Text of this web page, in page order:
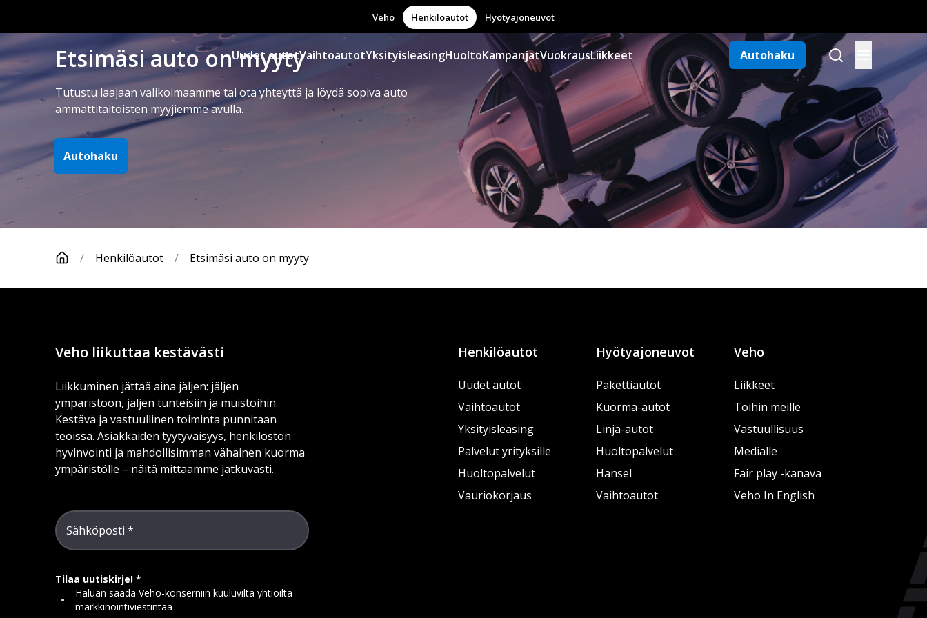
Etsimäsi auto on myyty
Tutustu laajaan valikoimaamme tai ota yhteyttä ja löydä sopiva auto
ammattitaitoisten myyjiemme avulla.
Autohaku
Veho Henkilöautot Hyötyajoneuvot
Uudet autotVaihtoautotYksityisleasingHuoltoKampanjatVuokrausLiikkeet Autohaku
/ Henkilöautot / Etsimäsi auto on myyty
Veho liikuttaa kestävästi
Liikkuminen jättää aina jäljen: jäljen
ympäristöön, jäljen tunteisiin ja muistoihin.
Kestävä ja vastuullinen toiminta punnitaan
teoissa. Asiakkaiden tyytyväisyys, henkilöstön
hyvinvointi ja mahdollisimman vähäinen kuorma
ympäristölle – näitä mittaamme jatkuvasti.
Sähköposti
Tilaa uutiskirje!
Haluan saada Veho-konserniin kuuluvilta yhtiöiltä
markkinointiviestintää
Henkilöautot
Uudet autot
Vaihtoautot
Yksityisleasing
Palvelut yrityksille
Huoltopalvelut
Vauriokorjaus
Hyötyajoneuvot
Pakettiautot
Kuorma-autot
Linja-autot
Huoltopalvelut
Hansel
Vaihtoautot
Veho
Liikkeet
Töihin meille
Vastuullisuus
Medialle
Fair play -kanava
Veho In English